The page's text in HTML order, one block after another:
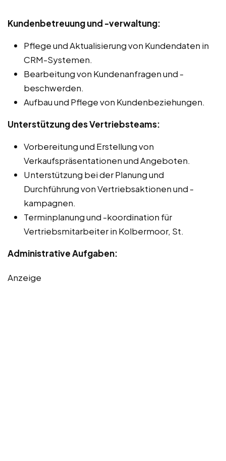
Kundenbetreuung und -verwaltung:
Pflege und Aktualisierung von Kundendaten in
CRM-Systemen.
Bearbeitung von Kundenanfragen und -
beschwerden.
Aufbau und Pflege von Kundenbeziehungen.
Unterstützung des Vertriebsteams:
Vorbereitung und Erstellung von
Verkaufspräsentationen und Angeboten.
Unterstützung bei der Planung und
Durchführung von Vertriebsaktionen und -
kampagnen.
Terminplanung und -koordination für
Vertriebsmitarbeiter in Kolbermoor, St.
Administrative Aufgaben:
Anzeige